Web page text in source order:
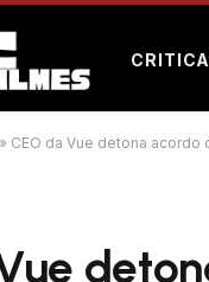
» CEO da Vue detona acordo